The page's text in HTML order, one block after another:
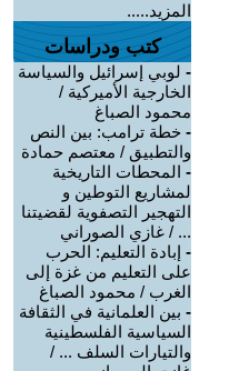
المزيد.....
كتب ودراسات
- لوبي إسرائيل والسياسة
الخارجية الأميركية /
محمود الصباغ
- خطة ترامب: بين النص
والتطبيق / معتصم حمادة
- المحطات التاريخية
لمشاريع التوطين و
التهجير التصفوية لقضيتنا
... / غازي الصوراني
- إبادة التعليم: الحرب
على التعليم من غزة إلى
الغرب / محمود الصباغ
- بين العلمانية في الثقافة
السياسية الفلسطينية
والتيارات السلف ... /